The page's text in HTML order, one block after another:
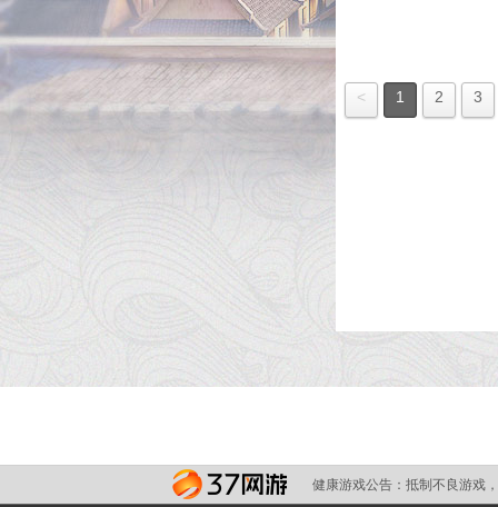
< 1 2 3
健康游戏公告： 抵制不良游戏